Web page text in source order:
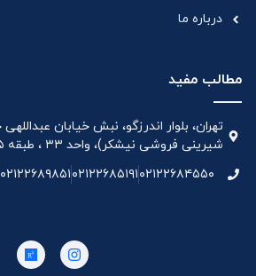
درباره ما
مطالب مفید
شیرینی فروشی نیشکر)، واحد ۳۳ ، طبقه ۵
۰۲۱۲۲۶۸۴۵۵۰۰۲۱۲۲۶۸۵۱۹۱۰۲۱۲۲۶۸۹۸۵۱